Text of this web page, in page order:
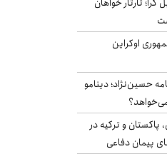
اوکراین
حسین‌نژاد؛ دینامو
پاکستان و ترکیه در
پیمان دفاعی